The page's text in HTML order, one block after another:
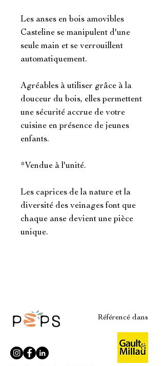
Les anses en bois amovibles
Casteline se manipulent d'une
seule main et se verrouillent
automatiquement.
Agréables à utiliser grâce à la
douceur du bois, elles permettent
une sécurité accrue de votre
cuisine en présence de jeunes
enfants.
*Vendue à l'unité.
Les caprices de la nature et la
diversité des veinages font que
chaque anse devient une pièce
unique.
Référencé dans